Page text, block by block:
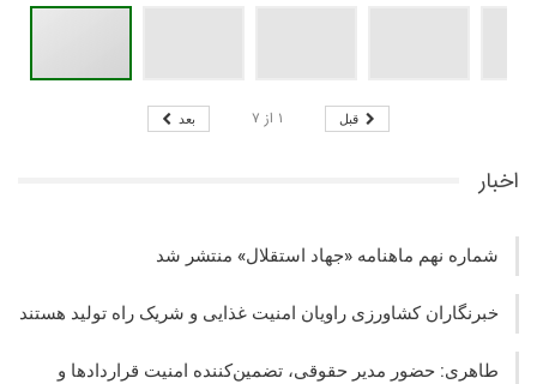
قبل ۱ از ۷ بعد
اخبار
شماره نهم ماهنامه «جهاد استقلال» منتشر شد
خبرنگاران کشاورزی راویان امنیت غذایی و شریک راه تولید هستند
طاهری: حضور مدیر حقوقی، تضمین‌کننده امنیت قراردادها و